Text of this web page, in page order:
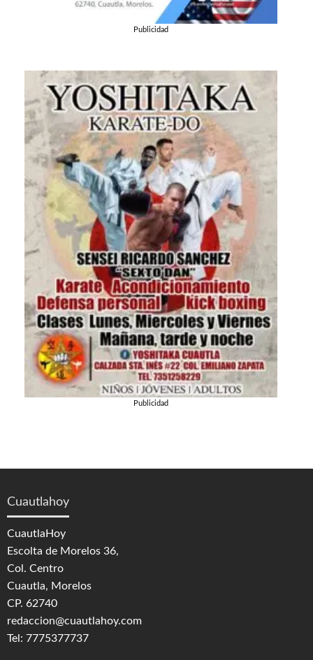
Publicidad
Publicidad
Cuautlahoy
CuautlaHoy
Escolta de Morelos 36,
Col. Centro
Cuautla, Morelos
CP. 62740
redaccion@cuautlahoy.com
Tel: 7775377737